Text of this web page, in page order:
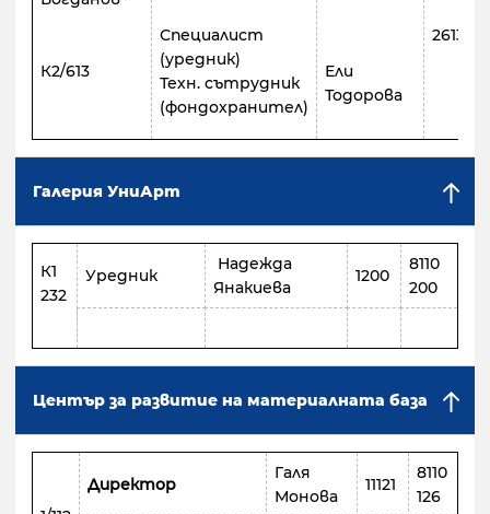
К2/613
Специалист
(уредник)
Техн. сътрудник
(фондохранител)
Ели
Тодорова
26134
Галерия УниАрт
К1
232
Уредник
Надeжда
Янакиева
1200
8110
200
Център за развитие на материалната база
Директор
Галя
Монова
11121
8110
126